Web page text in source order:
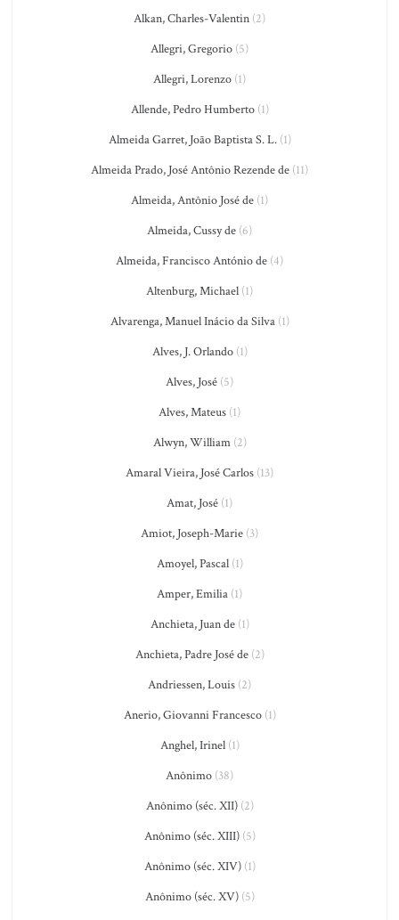
Alkan, Charles-Valentin (2)
Allegri, Gregorio (5)
Allegri, Lorenzo (1)
Allende, Pedro Humberto(1)
Almeida Garret, João Baptista S. L.(1)
Almeida Prado, José Antônio Rezende de (11)
Almeida, Antônio José de (1)
Almeida, Cussy de (6)
Almeida, Francisco António de (4)
Altenburg, Michael (1)
Alvarenga, Manuel Inácio da Silva(1)
Alves, J. Orlando(1)
Alves, José (5)
Alves, Mateus (1)
Alwyn, William(2)
Amaral Vieira, José Carlos (13)
Amat, José (1)
Amiot, Joseph-Marie (3)
Amoyel, Pascal(1)
Amper, Emilia (1)
Anchieta, Juan de(1)
Anchieta, Padre José de(2)
Andriessen, Louis (2)
Anerio, Giovanni Francesco(1)
Anghel, Irinel(1)
Anônimo (38)
Anônimo (séc. XII)(2)
Anônimo (séc. XIII)(5)
Anônimo (séc. XIV)(1)
Anônimo (séc. XV)(5)